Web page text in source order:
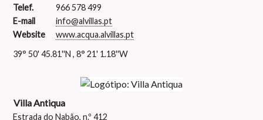
Telef.
966 578 499
E-mail
info@alvillas.pt
Website
www.acqua.alvillas.pt
39° 50' 45.81''N , 8° 21' 1.18''W
Villa Antiqua
Estrada do Nabão, n.º 412